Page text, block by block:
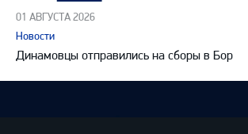
01 АВГУСТА 2026
Новости
Динамовцы отправились на сборы в Бор